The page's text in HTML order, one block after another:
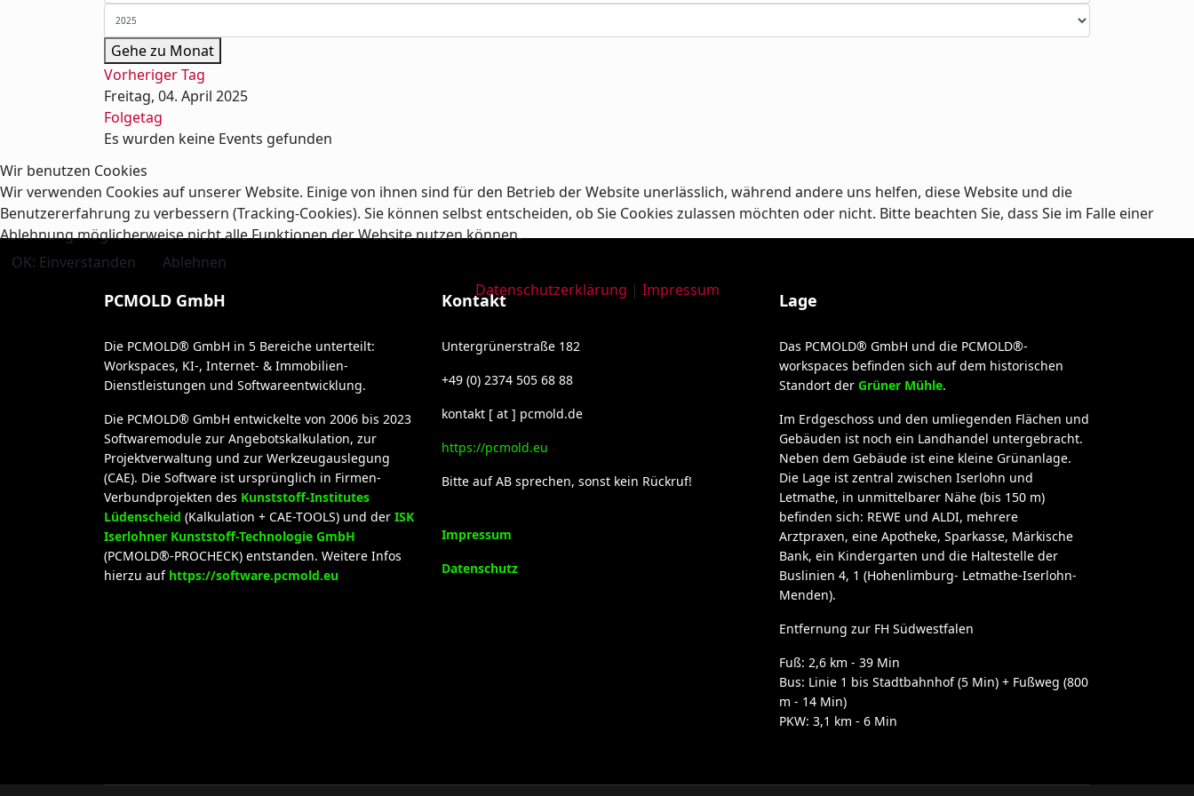
Gehe zu Monat
Vorheriger Tag
Freitag, 04. April 2025
Folgetag
Es wurden keine Events gefunden
PCMOLD GmbH
Die PCMOLD® GmbH in 5 Bereiche unterteilt:
Workspaces, KI-, Internet- & Immobilien-
Dienstleistungen und Softwareentwicklung.
Die PCMOLD® GmbH entwickelte von 2006 bis 2023
Softwaremodule zur Angebotskalkulation, zur
Projektverwaltung und zur Werkzeugauslegung
(CAE). Die Software ist ursprünglich in Firmen-
Verbundprojekten des Kunststoff-Institutes
Lüdenscheid (Kalkulation + CAE-TOOLS) und der ISK
Iserlohner Kunststoff-Technologie GmbH
(PCMOLD®-PROCHECK) entstanden. Weitere Infos
hierzu auf https://software.pcmold.eu
Kontakt
Untergrünerstraße 182
+49 (0) 2374 505 68 88
kontakt [ at ] pcmold.de
https://pcmold.eu
Bitte auf AB sprechen, sonst kein Rückruf!
Impressum
Datenschutz
Lage
Das PCMOLD® GmbH und die PCMOLD®-
workspaces befinden sich auf dem historischen
Standort der Grüner Mühle.
Im Erdgeschoss und den umliegenden Flächen und
Gebäuden ist noch ein Landhandel untergebracht.
Neben dem Gebäude ist eine kleine Grünanlage.
Die Lage ist zentral zwischen Iserlohn und
Letmathe, in unmittelbarer Nähe (bis 150 m)
befinden sich: REWE und ALDI, mehrere
Arztpraxen, eine Apotheke, Sparkasse, Märkische
Bank, ein Kindergarten und die Haltestelle der
Buslinien 4, 1 (Hohenlimburg- Letmathe-Iserlohn-
Menden).
Entfernung zur FH Südwestfalen
Fuß: 2,6 km - 39 Min
Bus: Linie 1 bis Stadtbahnhof (5 Min) + Fußweg (800
m - 14 Min)
PKW: 3,1 km - 6 Min
Wir benutzen Cookies
Wir verwenden Cookies auf unserer Website. Einige von ihnen sind für den Betrieb der Website unerlässlich, während andere uns helfen, diese Website und die
Benutzererfahrung zu verbessern (Tracking-Cookies). Sie können selbst entscheiden, ob Sie Cookies zulassen möchten oder nicht. Bitte beachten Sie, dass Sie im Falle einer
Ablehnung möglicherweise nicht alle Funktionen der Website nutzen können.
OK: Einverstanden
Ablehnen
Datenschutzerklärung | Impressum